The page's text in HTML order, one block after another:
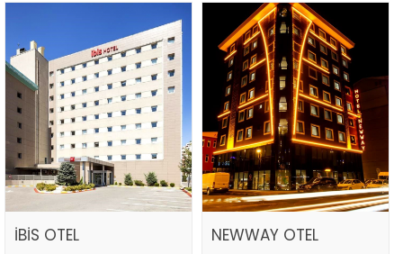
İBİS OTEL NEWWAY OTEL